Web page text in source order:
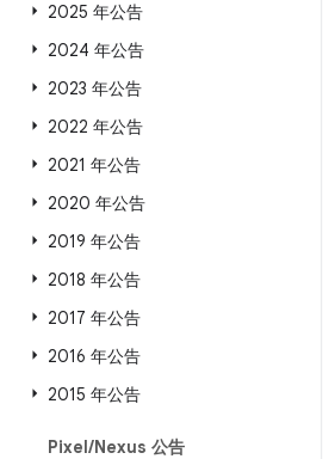
2025 年公告
2024 年公告
2023 年公告
2022 年公告
2021 年公告
2020 年公告
2019 年公告
2018 年公告
2017 年公告
2016 年公告
2015 年公告
Pixel/Nexus 公告